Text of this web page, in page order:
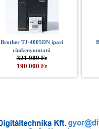
Brother TJ-4005DN ipari
címkenyomtató
321 989 Ft
190 000 Ft